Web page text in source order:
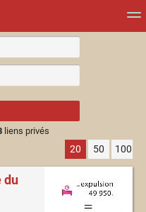
results.
liens privés
20 50 100
du